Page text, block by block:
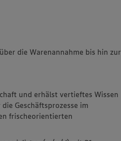
die Warenannahme bis hin zur
und erhälst vertieftes Wissen
Geschäftsprozesse im
frischeorientierten